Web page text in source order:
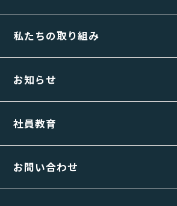
私たちの取り組み
お知らせ
社員教育
お問い合わせ